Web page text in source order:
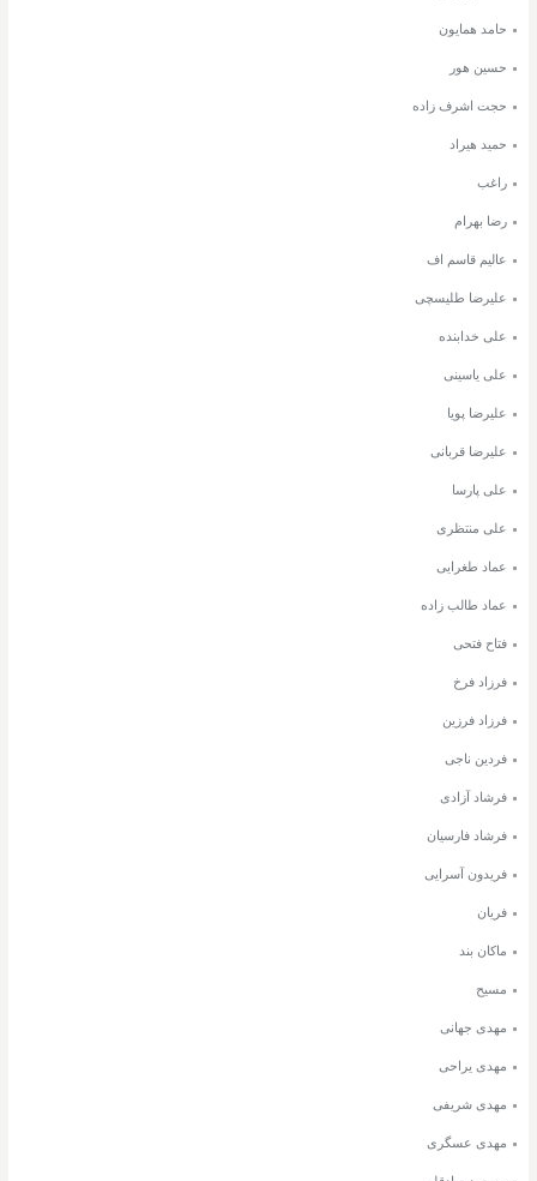
حامد همایون
حسین هور
حجت اشرف زاده
حمید هیراد
راغب
رضا بهرام
عالیم قاسم اف
علیرضا طلیسچی
علی خدابنده
علی یاسینی
علیرضا پویا
علیرضا قربانی
علی پارسا
علی منتظری
عماد طغرایی
عماد طالب زاده
فتاح فتحی
فرزاد فرخ
فرزاد فرزین
فردین ناجی
فرشاد آزادی
فرشاد فارسیان
فریدون آسرایی
فریان
ماکان بند
مسیح
مهدی جهانی
مهدی یراحی
مهدی شریفی
مهدی عسگری